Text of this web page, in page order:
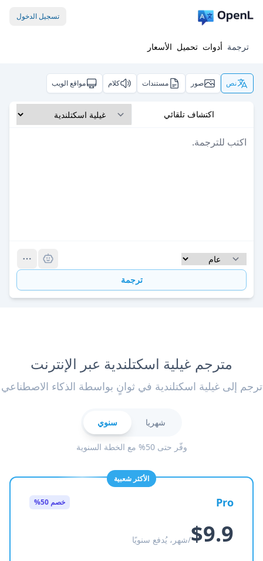
تسجيل الدخول
ترجمة أدوات تحميل الأسعار
نص صور مستندات كلام مواقع الويب
اكتشاف تلقائي
ترجمة
مترجم غيلية اسكتلندية عبر الإنترنت
ترجم إلى غيلية اسكتلندية في ثوانٍ بواسطة الذكاء الاصطناعي
شهريا سنوي
وفّر حتى 50% مع الخطة السنوية
الأكثر شعبية
Pro خصم 50%
$9.9/شهر، يُدفع سنويًا